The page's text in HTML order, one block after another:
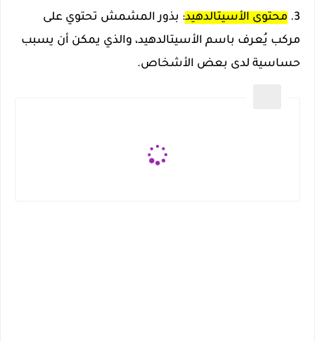
3. محتوى الأسيتالدهيد: بذور المشمش تحتوي على
مركب يُعرف باسم الأسيتالدهيد، والذي يمكن أن يسبب
حساسية لدى بعض الأشخاص.